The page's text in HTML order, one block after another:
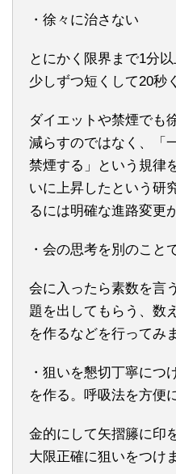
・徐々に治さない
とにかく限界まで1分
少しずつ短くして20秒
ダイエットや禁煙でも
減らすのではなく、「
禁煙する」という規律
いに上昇したという研
るには明確な進路変更
・会の思考を別のこと
会に入ったら素数を言
題を出してもらう、数
を作るなどを行ってみ
・狙いを懇切丁寧につ
を作る。呼吸法を方便
金的にして矢摺籐に印
大限正確に狙いをつけ